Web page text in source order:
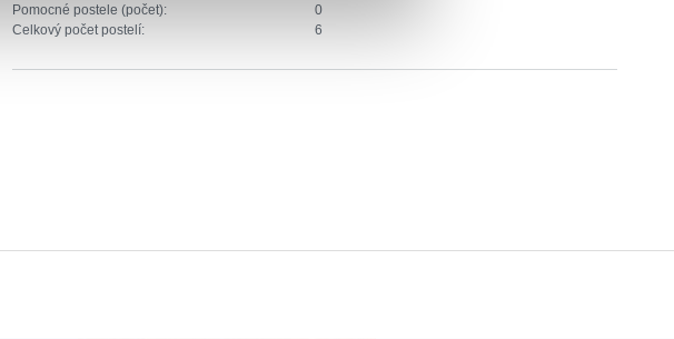
Pomocné postele (počet):
0
Celkový počet postelí:
6